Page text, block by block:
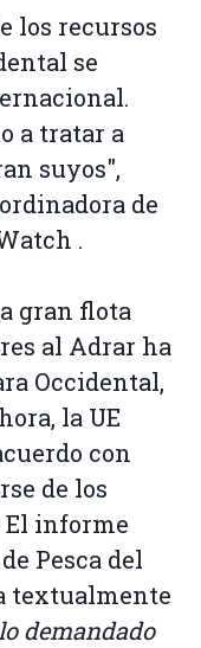
los recursos
se
a tratar a
suyos",
de
.
gran flota
al Adrar ha
Occidental,
la UE
con
de los
El informe
Pesca del
textualmente
demandado